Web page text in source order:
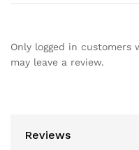
Only logged in
may leave a review.
Reviews